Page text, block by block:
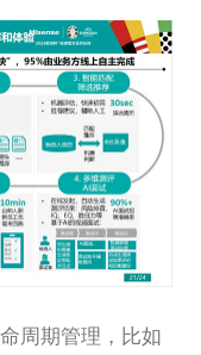
周期管理，比如